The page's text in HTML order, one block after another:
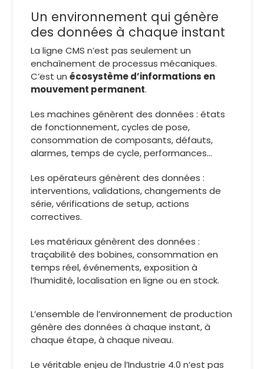
Un environnement qui génère
des données à chaque instant
La ligne CMS n’est pas seulement un
enchaînement de processus mécaniques.
C’est unécosystème d’informations en
mouvement permanent.
Les machines génèrent des données : états
de fonctionnement, cycles de pose,
consommation de composants, défauts,
alarmes, temps de cycle, performances…
Les opérateurs génèrent des données :
interventions, validations, changements de
série, vérifications de setup, actions
correctives.
Les matériaux génèrent des données :
traçabilité des bobines, consommation en
temps réel, événements, exposition à
l’humidité, localisation en ligne ou en stock.
L’ensemble de l’environnement de production
génère des données à chaque instant, à
chaque étape, à chaque niveau.
Le véritable enjeu de l’Industrie 4.0 n’est pas